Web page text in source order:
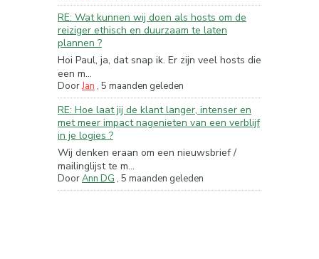
RE: Wat kunnen wij doen als hosts om de
reiziger ethisch en duurzaam te laten
plannen ?
Hoi Paul, ja, dat snap ik. Er zijn veel hosts die
een m...
DoorJan , 5 maanden geleden
RE: Hoe laat jij de klant langer, intenser en
met meer impact nagenieten van een verblijf
in je logies ?
Wij denken eraan om een nieuwsbrief /
mailinglijst te m...
DoorAnn DG , 5 maanden geleden